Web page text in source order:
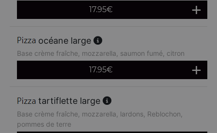
17.95€
océane large
Base crème fraîche, mozzarella, saumon fumé, citron
17.95€
tartiflette large
Base crème fraîche, mozzarella, lardons, Reblochon,
pommes de terre